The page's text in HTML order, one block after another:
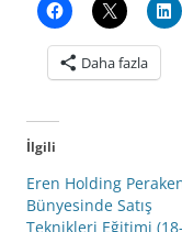
Daha fazla
İlgili
Eren Holding
Bünyesinde Satış
Teknikleri Eğitimi